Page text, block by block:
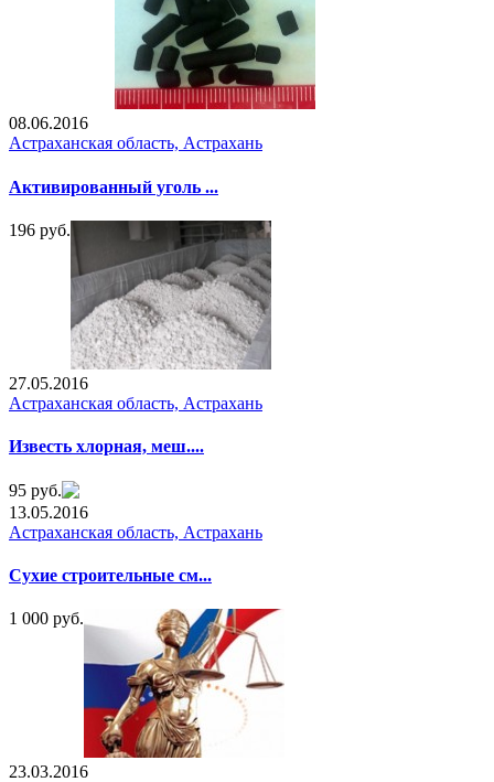
08.06.2016
Астраханская область, Астрахань
Активированный уголь ...
196 руб.
27.05.2016
Астраханская область, Астрахань
Известь хлорная, меш....
95 руб.
13.05.2016
Астраханская область, Астрахань
Сухие строительные см...
1 000 руб.
23.03.2016